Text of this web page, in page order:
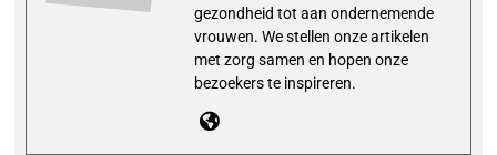
gezondheid tot aan ondernemende
vrouwen. We stellen onze artikelen
met zorg samen en hopen onze
bezoekers te inspireren.